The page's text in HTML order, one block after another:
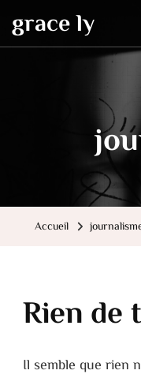
grace ly
Accueil
Rien de
Il semble que rien